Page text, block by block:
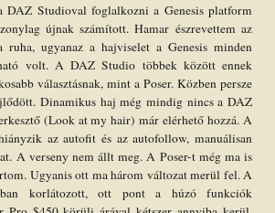
DAZ Studioval foglalkozni a Genesis platform
újnak számított. Hamar észrevettem az
ruha, ugyanaz a hajviselet a Genesis minden
volt. A DAZ Studio többek között ennek
választásnak, mint a Poser. Közben persze
Dinamikus haj még mindig nincs a DAZ
(Look at my hair) már elérhető hozzá. A
az autofit és az autofollow, manuálisan
A verseny nem állt meg. A Poser-t még ma is
Ugyanis ott ma három változat merül fel. A
korlátozott, ott pont a húzó funkciók